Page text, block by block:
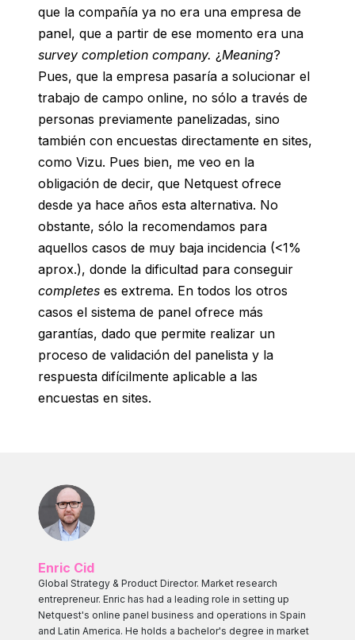
que la compañía ya no era una empresa de
panel, que a partir de ese momento era una
survey completion company. ¿Meaning?
Pues, que la empresa pasaría a solucionar el
trabajo de campo online, no sólo a través de
personas previamente panelizadas, sino
también con encuestas directamente en sites,
como Vizu. Pues bien, me veo en la
obligación de decir, que Netquest ofrece
desde ya hace años esta alternativa. No
obstante, sólo la recomendamos para
aquellos casos de muy baja incidencia (<1%
aprox.), donde la dificultad para conseguir
completes es extrema. En todos los otros
casos el sistema de panel ofrece más
garantías, dado que permite realizar un
proceso de validación del panelista y la
respuesta difícilmente aplicable a las
encuestas en sites.
Enric Cid
Global Strategy & Product Director. Market research
entrepreneur. Enric has had a leading role in setting up
Netquest's online panel business and operations in Spain
and Latin America. He holds a bachelor's degree in market